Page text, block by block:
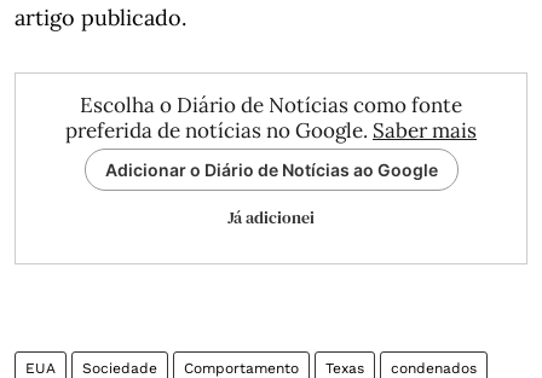
artigo publicado.
Escolha o Diário de Notícias como fonte
preferida de notícias no Google. Saber mais
Adicionar o Diário de Notícias ao Google
Já adicionei
EUA Sociedade Comportamento Texas condenados